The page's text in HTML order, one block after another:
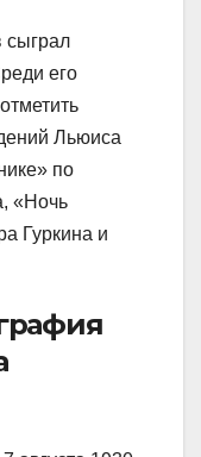
сыграл
его
Льюиса
по
«Ночь
Гуркина и